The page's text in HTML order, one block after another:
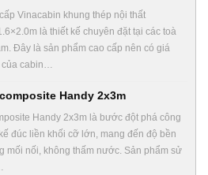
Vinacabin khung thép nội thất
là thiết kế chuyên đặt tại các toà
Đây là sản phẩm cao cấp nên có giá
của cabin…
Handy 2x3m
Handy 2x3m là bước đột phá công
đúc liền khối cỡ lớn, mang đến độ bền
mối nối, không thấm nước. Sản phẩm sử